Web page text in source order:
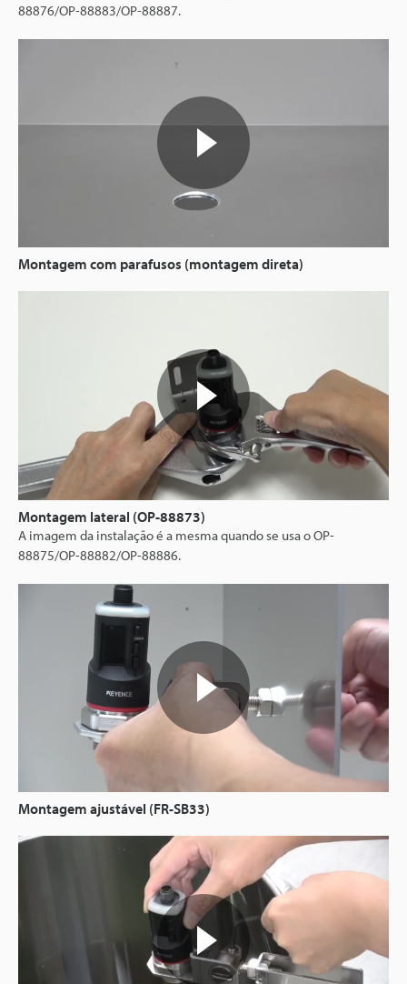
88876/OP-88883/OP-88887.
Montagem com parafusos (montagem direta)
Montagem lateral (OP-88873)
A imagem da instalação é a mesma quando se usa o OP-
88875/OP-88882/OP-88886.
Montagem ajustável (FR-SB33)